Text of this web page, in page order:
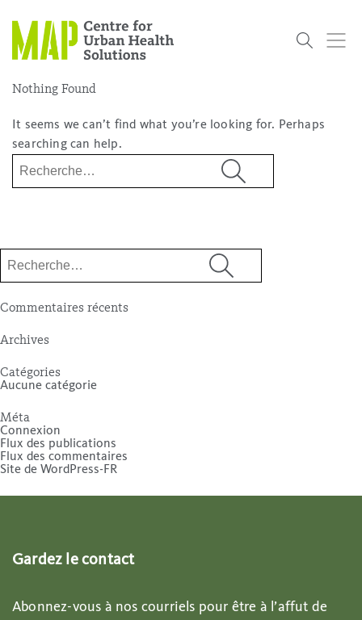
content
Sommes
Nous
Nos
Chercheurs
Recherche
Nothing Found
It seems we can’t find what you’re looking for. Perhaps
searching can help.
Rechercher :
Rechercher :
Commentaires récents
Archives
Catégories
Aucune catégorie
Méta
Connexion
Flux des publications
Flux des commentaires
Site de WordPress-FR
Gardez le contact
Abonnez-vous à nos courriels pour être à l’affut de